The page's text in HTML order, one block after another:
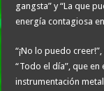
gangsta” y “La que
energía contagiosa
“¡No lo puedo
“Todo el día”, que
instrumentación